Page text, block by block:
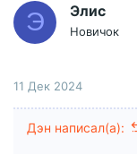
Э Элис
Новичок
11 Дек 2024
Дэн написал(а):